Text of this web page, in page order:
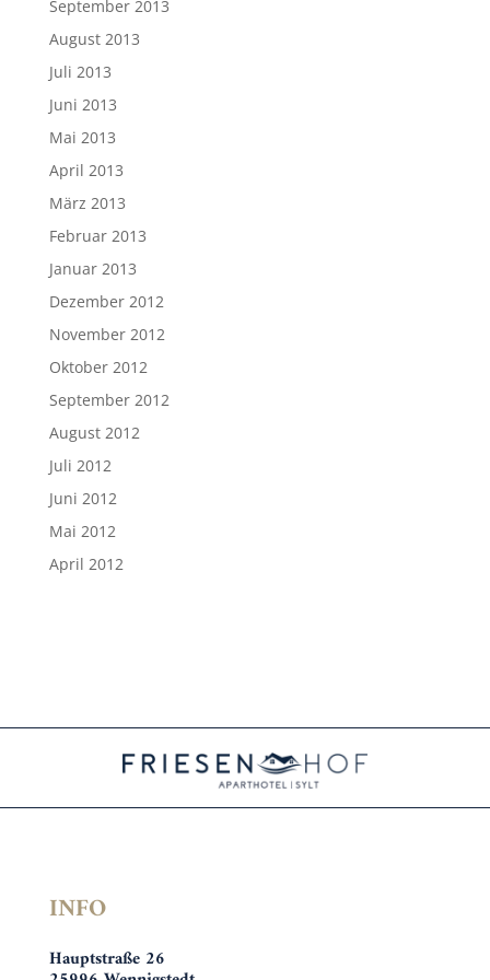
September 2013
August 2013
Juli 2013
Juni 2013
Mai 2013
April 2013
März 2013
Februar 2013
Januar 2013
Dezember 2012
November 2012
Oktober 2012
September 2012
August 2012
Juli 2012
Juni 2012
Mai 2012
April 2012
INFO
Hauptstraße 26